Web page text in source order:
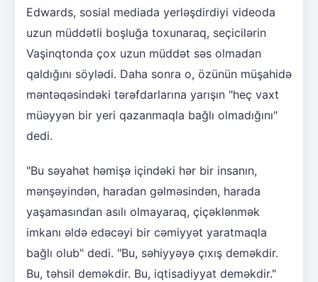
Edwards, sosial mediada yerləşdirdiyi videoda
uzun müddətli boşluğa toxunaraq, seçicilərin
Vaşinqtonda çox uzun müddət səs olmadan
qaldığını söylədi. Daha sonra o, özünün müşahidə
məntəqəsindəki tərəfdarlarına yarışın "heç vaxt
müəyyən bir yeri qazanmaqla bağlı olmadığını"
dedi.
"Bu səyahət həmişə içindəki hər bir insanın,
mənşəyindən, haradan gəlməsindən, harada
yaşamasından asılı olmayaraq, çiçəklənmək
imkanı əldə edəcəyi bir cəmiyyət yaratmaqla
bağlı olub" dedi. "Bu, səhiyyəyə çıxış deməkdir.
Bu, təhsil deməkdir. Bu, iqtisadiyyat deməkdir."